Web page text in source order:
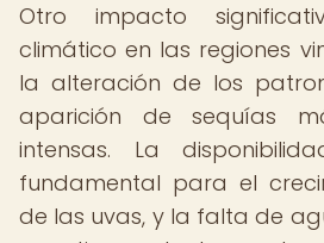
Otro impacto
climático en las regiones
la alteración de los
aparición de sequías
intensas. La
fundamental para el
de las uvas, y la falta de